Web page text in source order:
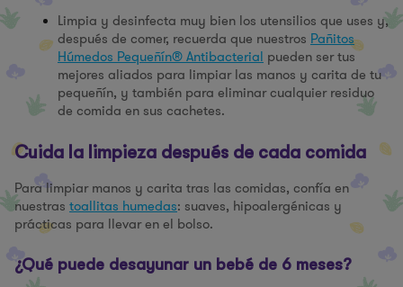
Limpia y desinfecta muy bien los utensilios que uses y,
después de comer, recuerda que nuestros Pañitos
Húmedos Pequeñín® Antibacterial pueden ser tus
mejores aliados para limpiar las manos y carita de tu
pequeñín, y también para eliminar cualquier residuo
de comida en sus cachetes.
Cuida la limpieza después de cada comida
Para limpiar manos y carita tras las comidas, confía en
nuestras toallitas humedas: suaves, hipoalergénicas y
prácticas para llevar en el bolso.
¿Qué puede desayunar un bebé de 6 meses?